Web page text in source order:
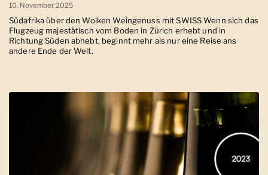
10. November 2025
Südafrika über den Wolken Weingenuss mit SWISS Wenn sich das
Flugzeug majestätisch vom Boden in Zürich erhebt und in
Richtung Süden abhebt, beginnt mehr als nur eine Reise ans
andere Ende der Welt.